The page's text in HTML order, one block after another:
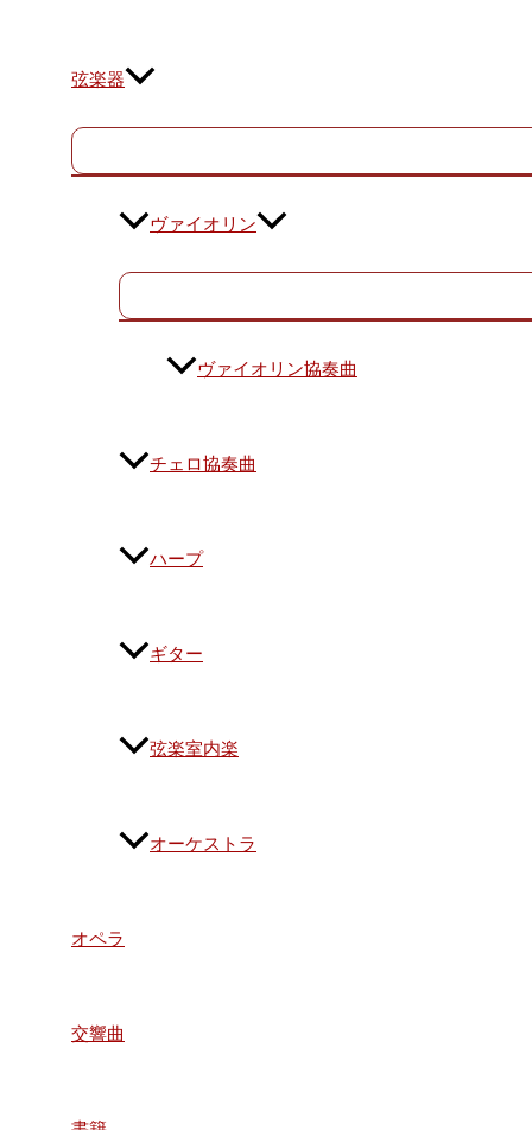
弦楽器
ヴァイオリン
ヴァイオリン協奏曲
チェロ協奏曲
ハープ
ギター
弦楽室内楽
オーケストラ
オペラ
交響曲